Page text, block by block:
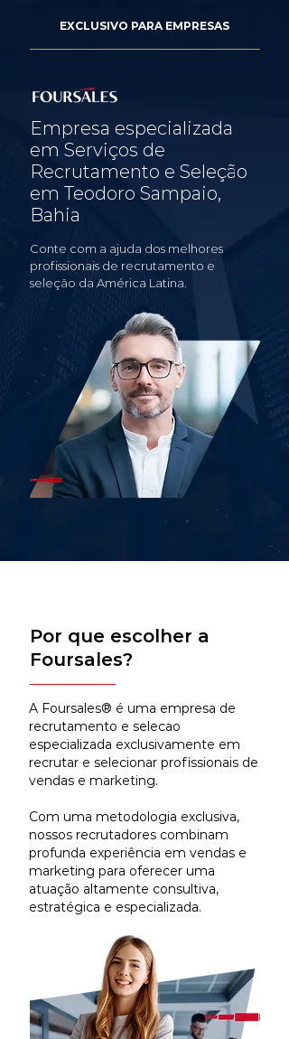
EXCLUSIVO PARA EMPRESAS
Empresa especializada
em Serviços de
Recrutamento e Seleção
em Teodoro Sampaio,
Bahia
Conte com a ajuda dos melhores
profissionais de recrutamento e
seleção da América Latina.
Por que escolher a
Foursales?
A Foursales® é uma empresa de
recrutamento e selecao
especializada exclusivamente em
recrutar e selecionar profissionais de
vendas e marketing.
Com uma metodologia exclusiva,
nossos recrutadores combinam
profunda experiência em vendas e
marketing para oferecer uma
atuação altamente consultiva,
estratégica e especializada.